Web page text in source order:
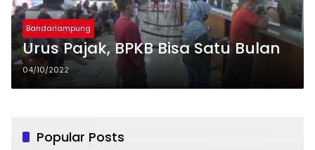
Bandarlampung
Urus Pajak, BPKB Bisa Satu Bulan
04/10/2022
Popular Posts